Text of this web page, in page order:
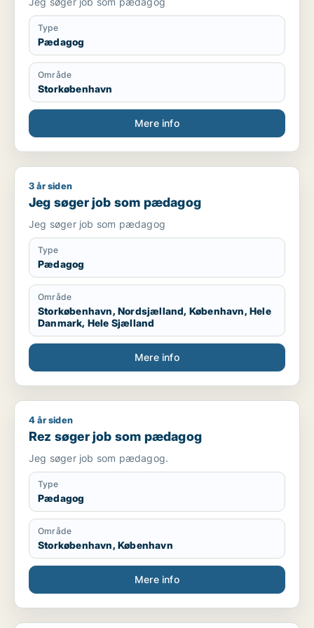
Type
Pædagog
Område
Storkøbenhavn
Mere info
Jeg søger job som pædagog
3 år siden
Jeg søger job som pædagog
Jeg søger job som pædagog
Type
Pædagog
Område
Storkøbenhavn, Nordsjælland, København, Hele
Danmark, Hele Sjælland
Mere info
Rez søger job som pædagog
4 år siden
Rez søger job som pædagog
Jeg søger job som pædagog.
Type
Pædagog
Område
Storkøbenhavn, København
Mere info